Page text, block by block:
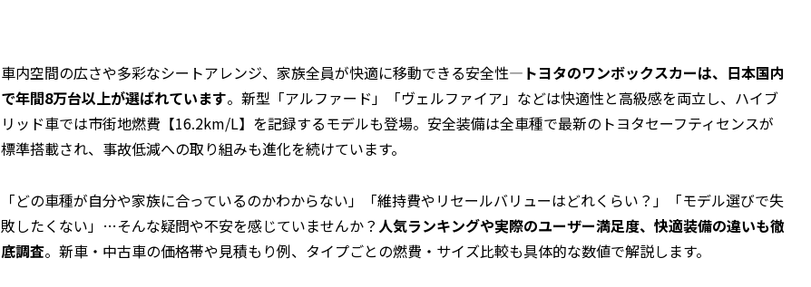
車内空間の広さや多彩なシートアレンジ、家族全員が快適に移動できる安全性― トヨタのワンボックスカーは、日本国内
で年間8万台以上が選ばれています。新型「アルファード」「ヴェルファイア」などは快適性と高級感を両立し、ハイブ
リッド車では市街地燃費【16.2km/L】を記録するモデルも登場。安全装備は全車種で最新のトヨタセーフティセンスが
標準搭載され、事故低減への取り組みも進化を続けています。
「どの車種が自分や家族に合っているのかわからない」「維持費やリセールバリューはどれくらい？」「モデル選びで失
敗したくない」…そんな疑問や不安を感じていませんか？人気ランキングや実際のユーザー満足度、快適装備の違いも徹
底調査。新車・中古車の価格帯や見積もり例、タイプごとの燃費・サイズ比較も具体的な数値で解説します。